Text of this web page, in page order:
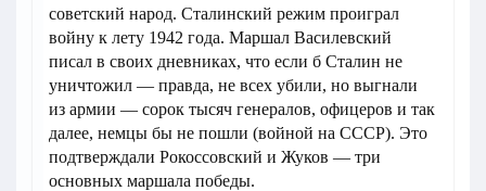
советский народ. Сталинский режим проиграл
войну к лету 1942 года. Маршал Василевский
писал в своих дневниках, что если б Сталин не
уничтожил — правда, не всех убили, но выгнали
из армии — сорок тысяч генералов, офицеров и так
далее, немцы бы не пошли (войной на СССР). Это
подтверждали Рокоссовский и Жуков — три
основных маршала победы.